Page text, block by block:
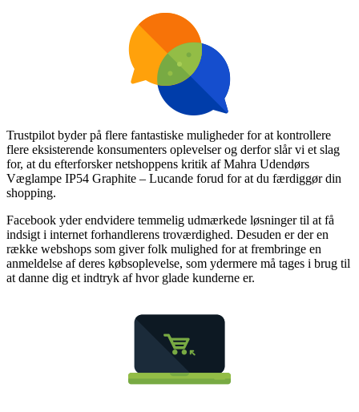
Trustpilot byder på flere fantastiske muligheder for at kontrollere
flere eksisterende konsumenters oplevelser og derfor slår vi et slag
for, at du efterforsker netshoppens kritik af Mahra Udendørs
Væglampe IP54 Graphite – Lucande forud for at du færdiggør din
shopping.
Facebook yder endvidere temmelig udmærkede løsninger til at få
indsigt i internet forhandlerens troværdighed. Desuden er der en
række webshops som giver folk mulighed for at frembringe en
anmeldelse af deres købsoplevelse, som ydermere må tages i brug til
at danne dig et indtryk af hvor glade kunderne er.